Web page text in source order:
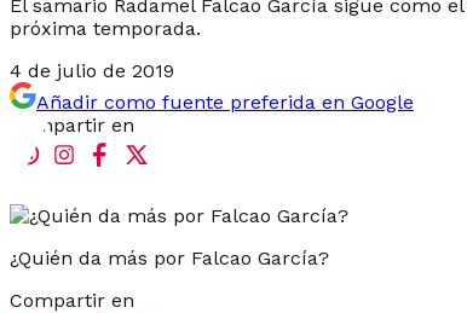
El samario Radamel Falcao García sigue como
próxima temporada.
4 de julio de 2019
Añadir como fuente preferida en Google
Compartir en
¿Quién da más por Falcao García?
Compartir en